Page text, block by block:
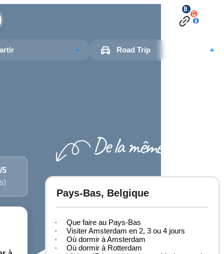
Road Trip
/5
Pays-Bas, Belgique
Que faire au Pays-Bas
Visiter Amsterdam en 2, 3 ou 4 jours
Où dormir à Amsterdam
Où dormir à Rotterdam